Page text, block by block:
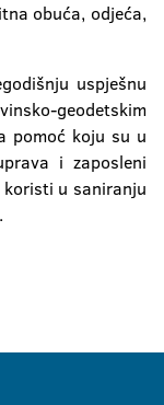
obuća, odjeća,
uspješnu
geodetskim
pomoć koju su u
i zaposleni
u saniranju